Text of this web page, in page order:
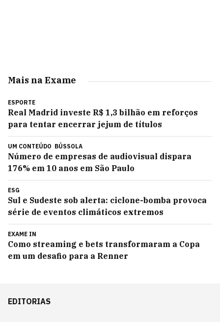
Mais na Exame
ESPORTE
Real Madrid investe R$ 1,3 bilhão em reforços
para tentar encerrar jejum de títulos
UM CONTEÚDO BÚSSOLA
Número de empresas de audiovisual dispara
176% em 10 anos em São Paulo
ESG
Sul e Sudeste sob alerta: ciclone-bomba provoca
série de eventos climáticos extremos
EXAME IN
Como streaming e bets transformaram a Copa
em um desafio para a Renner
EDITORIAS